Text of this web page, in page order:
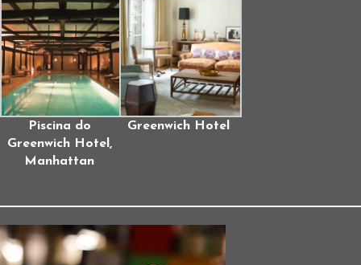
Piscina do
Greenwich Hotel,
Manhattan
Greenwich Hotel